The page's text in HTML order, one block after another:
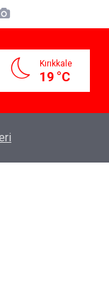
Kırıkkale
19 °C
altyapı